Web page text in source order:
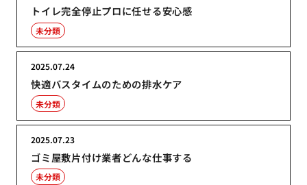
トイレ完全停止プロに任せる安心感
未分類
快適バスタイムのための排水ケア
2025.07.24
未分類
ゴミ屋敷片付け業者どんな仕事する
2025.07.23
未分類